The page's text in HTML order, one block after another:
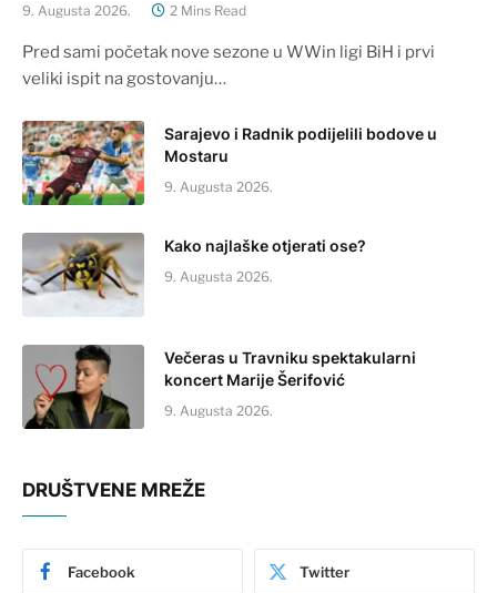
9. Augusta 2026. 2 Mins Read
Pred sami početak nove sezone u WWin ligi BiH i prvi
veliki ispit na gostovanju…
Sarajevo i Radnik podijelili bodove u
Mostaru
9. Augusta 2026.
Kako najlaške otjerati ose?
9. Augusta 2026.
Večeras u Travniku spektakularni
koncert Marije Šerifović
9. Augusta 2026.
DRUŠTVENE MREŽE
Facebook Twitter